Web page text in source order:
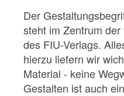
Der
steht im Zentrum
des FIU-Verlags.
hierzu liefern wir
Material - keine
Gestalten ist auch